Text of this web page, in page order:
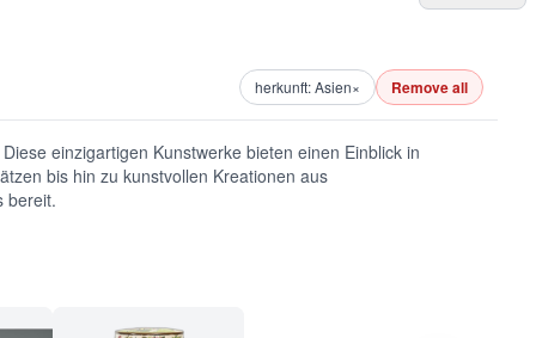
herkunft: Asien× Remove all
einzigartigen Kunstwerke bieten einen Einblick in
bis hin zu kunstvollen Kreationen aus
bereit.